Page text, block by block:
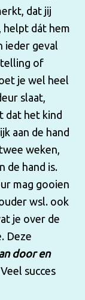
dat jij
helpt dát hem
ieder geval
of
je wel heel
slaat,
dat het kind
aan de hand
weken,
de hand is.
mag gooien
wsl. ook
je over de
Deze
door en
succes